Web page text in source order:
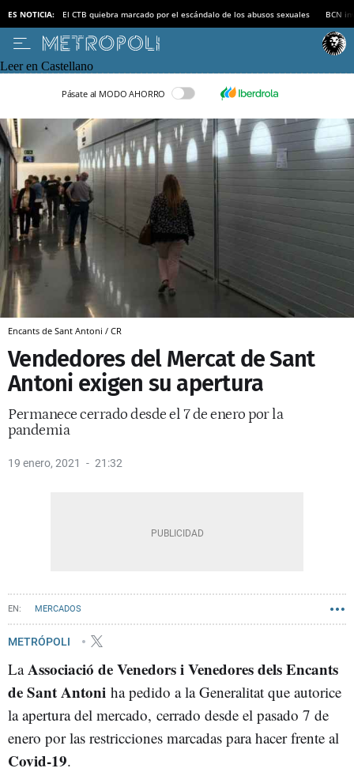
ES NOTICIA: El CTB quiebra marcado por el escándalo de los abusos sexuales BCN
Leer en Castellano
Pásate al MODO AHORRO
Encants de Sant Antoni / CR
Vendedores del Mercat de Sant
Antoni exigen su apertura
Permanece cerrado desde el 7 de enero por la
pandemia
19 enero, 2021 21:32
MERCADOS
METRÓPOLI
LaAssociació de Venedors i Venedores dels Encants
de Sant Antoni ha pedido a la Generalitat que autorice
la apertura del mercado, cerrado desde el pasado 7 de
enero por las restricciones marcadas para hacer frente al
Covid-19.